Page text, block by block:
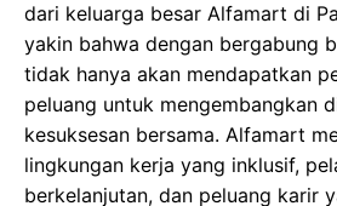
dari keluarga besar Alfamart di
yakin bahwa dengan bergabung
tidak hanya akan mendapatkan
peluang untuk mengembangkan
kesuksesan bersama. Alfamart
lingkungan kerja yang inklusif,
berkelanjutan, dan peluang karir